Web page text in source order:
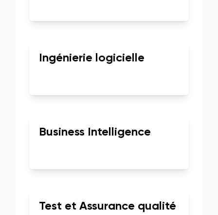
Ingénierie logicielle
Business Intelligence
Test et Assurance qualité